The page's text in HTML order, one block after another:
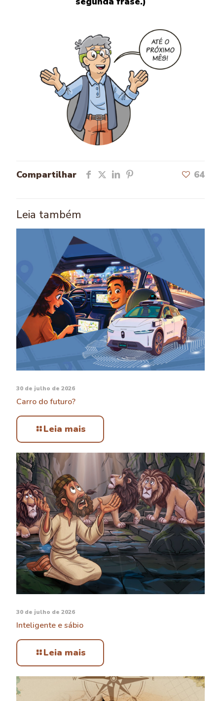
Compartilhar 64
Leia também
30 de julho de 2026
Carro do futuro?
Leia mais
30 de julho de 2026
Inteligente e sábio
Leia mais